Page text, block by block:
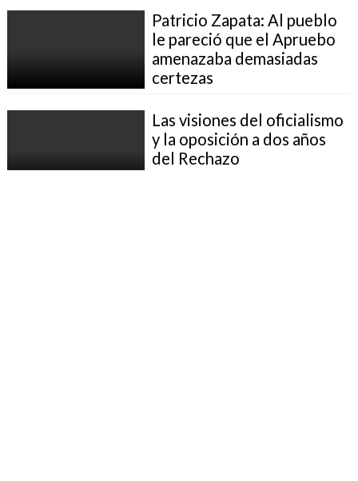
Patricio Zapata: Al pueblo
le pareció que el Apruebo
amenazaba demasiadas
certezas
Las visiones del oficialismo
y la oposición a dos años
del Rechazo